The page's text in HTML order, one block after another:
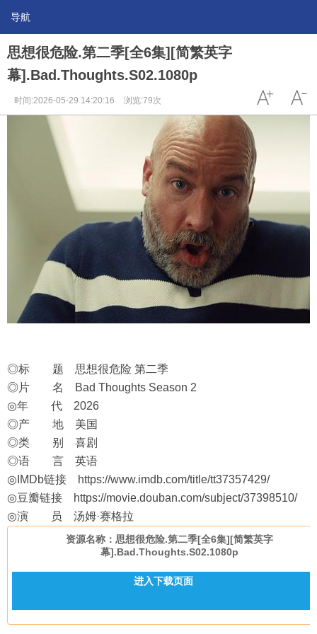
导航
思想很危险.第二季[全6集][简繁英字
幕].Bad.Thoughts.S02.1080p
时间:2026-05-29 14:20:16 浏览:79次
◎标 题 思想很危险 第二季
◎片 名 Bad Thoughts Season 2
◎年 代 2026
◎产 地 美国
◎类 别 喜剧
◎语 言 英语
◎IMDb链接
https://www.imdb.com/title/tt37357429/
◎豆瓣链接
https://movie.douban.com/subject/37398510/
◎演 员 汤姆·赛格拉
资源名称：思想很危险.第二季[全6集][简繁英字
幕].Bad.Thoughts.S02.1080p
进入下载页面